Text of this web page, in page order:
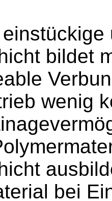
bildet
wenig
bei